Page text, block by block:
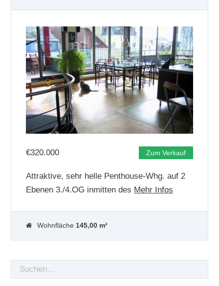
€320.000 Zum Verkauf
Attraktive, sehr helle Penthouse-Whg. auf 2
Ebenen 3./4.OG inmitten des Mehr Infos
Wohnfläche 145,00 m²
Suche
nach